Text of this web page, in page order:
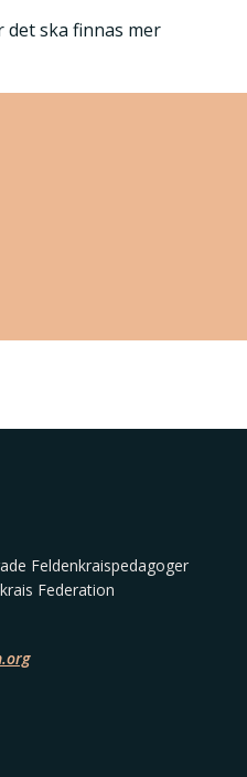
det ska finnas mer
Feldenkraispedagoger
Federation